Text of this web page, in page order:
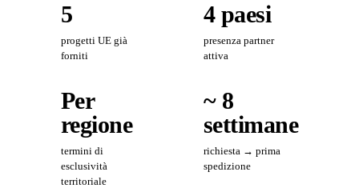
5
progetti UE già
forniti
4 paesi
presenza partner
attiva
Per
regione
termini di
esclusività
territoriale
~ 8
settimane
richiesta → prima
spedizione